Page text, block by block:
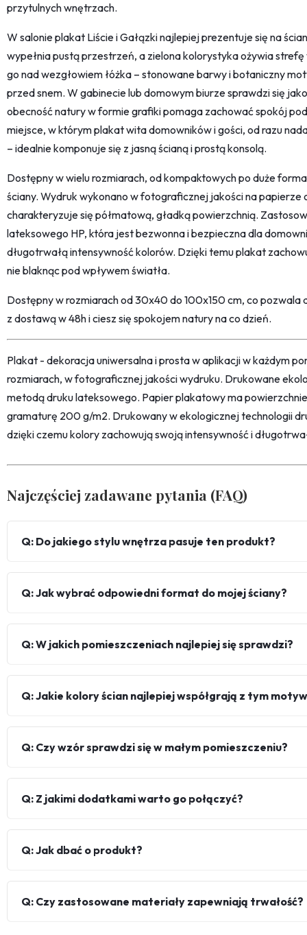
przytulnych wnętrzach.
W salonie plakat Liście i Gałązki najlepiej prezentuje się na
wypełnia pustą przestrzeń, a zielona kolorystyka ożywia
go nad wezgłowiem łóżka – stonowane barwy i botaniczny
przed snem. W gabinecie lub domowym biurze sprawdzi się
obecność natury w formie grafiki pomaga zachować spokój
miejsce, w którym plakat wita domowników i gości, od razu
– idealnie komponuje się z jasną ścianą i prostą konsolą.
Dostępny w wielu rozmiarach, od kompaktowych po duże
ściany. Wydruk wykonano w fotograficznej jakości na
charakteryzuje się półmatową, gładką powierzchnią.
lateksowego HP, która jest bezwonna i bezpieczna dla
długotrwałą intensywność kolorów. Dzięki temu plakat
nie blaknąc pod wpływem światła.
Dostępny w rozmiarach od 30x40 do 100x150 cm, co pozwala
z dostawą w 48h i ciesz się spokojem natury na co dzień.
Plakat - dekoracja uniwersalna i prosta w aplikacji w każdym
rozmiarach, w fotograficznej jakości wydruku. Drukowane
metodą druku lateksowego. Papier plakatowy ma
gramaturę 200 g/m2. Drukowany w ekologicznej technologii
dzięki czemu kolory zachowują swoją intensywność i
Najczęściej zadawane pytania (FAQ)
Q: Do jakiego stylu wnętrza pasuje ten produkt?
Q: Jak wybrać odpowiedni format do mojej ściany?
Q: W jakich pomieszczeniach najlepiej się sprawdzi?
Q: Jakie kolory ścian najlepiej współgrają z tym
Q: Czy wzór sprawdzi się w małym pomieszczeniu?
Q: Z jakimi dodatkami warto go połączyć?
Q: Jak dbać o produkt?
Q: Czy zastosowane materiały zapewniają trwałość?